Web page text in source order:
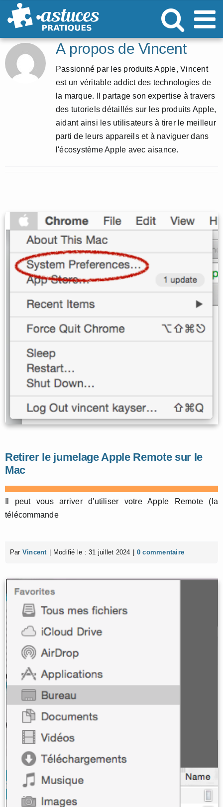
Passer
au
À propos de Vincent
Passionné par les produits Apple, Vincent
est un véritable addict des technologies de
la marque. Il partage son expertise à travers
des tutoriels détaillés sur les produits Apple,
aidant ainsi les utilisateurs à tirer le meilleur
parti de leurs appareils et à naviguer dans
l'écosystème Apple avec aisance.
Retirer le jumelage Apple Remote sur le
Mac
Il peut vous arriver d'utiliser votre Apple Remote (la
télécommande
Par Vincent Modifié le : 31 juillet 2024 0 commentaire